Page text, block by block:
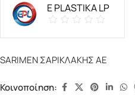
E PLASTIKA LP
SARIMEN ΣΑΡΙΚΛΑΚΗΣ ΑΕ
Κοινοποίηση: